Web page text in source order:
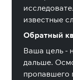
известные
Обратный
Ваша цель -
дальше.
пропавшего